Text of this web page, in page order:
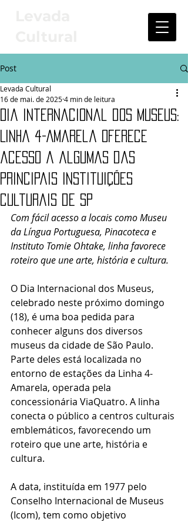
Post
Dia Internacional dos Museus:
Linha 4-Amarela oferece
acesso a algumas das
principais instituições
culturais de SP
Levada Cultural
16 de mai. de 20254 min de leitura
Com fácil acesso a locais como Museu
da Língua Portuguesa, Pinacoteca e
Instituto Tomie Ohtake, linha favorece
roteiro que une arte, história e cultura.
O Dia Internacional dos Museus,
celebrado neste próximo domingo
(18), é uma boa pedida para
conhecer alguns dos diversos
museus da cidade de São Paulo.
Parte deles está localizada no
entorno de estações da Linha 4-
Amarela, operada pela
concessionária ViaQuatro. A linha
conecta o público a centros culturais
emblemáticos, favorecendo um
roteiro que une arte, história e
cultura.
A data, instituída em 1977 pelo
Conselho Internacional de Museus
(Icom), tem como objetivo